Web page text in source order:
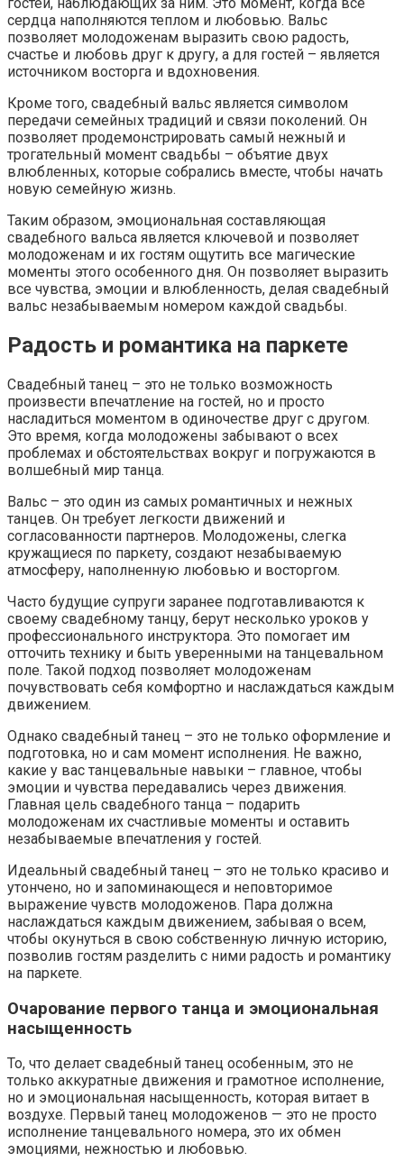
сердца наполняются теплом и любовью. Вальс
позволяет молодоженам выразить свою радость,
счастье и любовь друг к другу, а для гостей – является
источником восторга и вдохновения.
Кроме того, свадебный вальс является символом
передачи семейных традиций и связи поколений. Он
позволяет продемонстрировать самый нежный и
трогательный момент свадьбы – объятие двух
влюбленных, которые собрались вместе, чтобы начать
новую семейную жизнь.
Таким образом, эмоциональная составляющая
свадебного вальса является ключевой и позволяет
молодоженам и их гостям ощутить все магические
моменты этого особенного дня. Он позволяет выразить
все чувства, эмоции и влюбленность, делая свадебный
вальс незабываемым номером каждой свадьбы.
Радость и романтика на паркете
Свадебный танец – это не только возможность
произвести впечатление на гостей, но и просто
насладиться моментом в одиночестве друг с другом.
Это время, когда молодожены забывают о всех
проблемах и обстоятельствах вокруг и погружаются в
волшебный мир танца.
Вальс – это один из самых романтичных и нежных
танцев. Он требует легкости движений и
согласованности партнеров. Молодожены, слегка
кружащиеся по паркету, создают незабываемую
атмосферу, наполненную любовью и восторгом.
Часто будущие супруги заранее подготавливаются к
своему свадебному танцу, берут несколько уроков у
профессионального инструктора. Это помогает им
отточить технику и быть уверенными на танцевальном
поле. Такой подход позволяет молодоженам
почувствовать себя комфортно и наслаждаться каждым
движением.
Однако свадебный танец – это не только оформление и
подготовка, но и сам момент исполнения. Не важно,
какие у вас танцевальные навыки – главное, чтобы
эмоции и чувства передавались через движения.
Главная цель свадебного танца – подарить
молодоженам их счастливые моменты и оставить
незабываемые впечатления у гостей.
Идеальный свадебный танец – это не только красиво и
утончено, но и запоминающеся и неповторимое
выражение чувств молодоженов. Пара должна
наслаждаться каждым движением, забывая о всем,
чтобы окунуться в свою собственную личную историю,
позволив гостям разделить с ними радость и романтику
на паркете.
Очарование первого танца и эмоциональная
насыщенность
То, что делает свадебный танец особенным, это не
только аккуратные движения и грамотное исполнение,
но и эмоциональная насыщенность, которая витает в
воздухе. Первый танец молодоженов — это не просто
исполнение танцевального номера, это их обмен
эмоциями, нежностью и любовью.